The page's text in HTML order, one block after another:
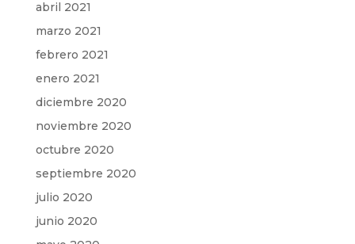
abril 2021
marzo 2021
febrero 2021
enero 2021
diciembre 2020
noviembre 2020
octubre 2020
septiembre 2020
julio 2020
junio 2020